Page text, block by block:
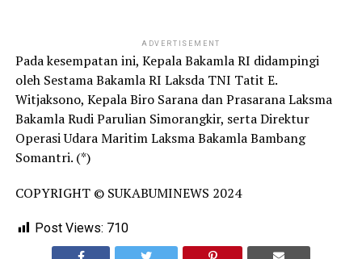
ADVERTISEMENT
Pada kesempatan ini, Kepala Bakamla RI didampingi
oleh Sestama Bakamla RI Laksda TNI Tatit E.
Witjaksono, Kepala Biro Sarana dan Prasarana Laksma
Bakamla Rudi Parulian Simorangkir, serta Direktur
Operasi Udara Maritim Laksma Bakamla Bambang
Somantri. (*)
COPYRIGHT © SUKABUMINEWS 2024
Post Views: 710